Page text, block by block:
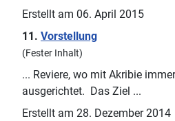
Erstellt am 06. April 2015
11. Vorstellung
(Fester Inhalt)
... Reviere, wo mit Akribie
ausgerichtet. Das Ziel ...
Erstellt am 28. Dezember 2014